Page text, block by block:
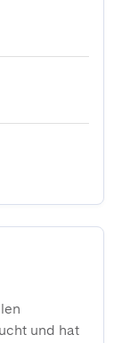
und hat